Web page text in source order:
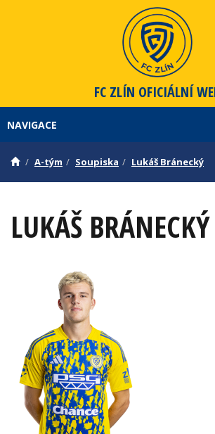
FC ZLÍN OFICIÁLNÍ
NAVIGACE
A-tým Soupiska Lukáš Bránecký
LUKÁŠ BRÁNECKÝ